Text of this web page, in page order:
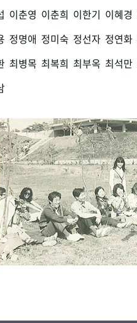
이춘영 이춘희 이한기 이혜경
정명애 정미숙 정선자 정연화
최병목 최복희 최부옥 최석만